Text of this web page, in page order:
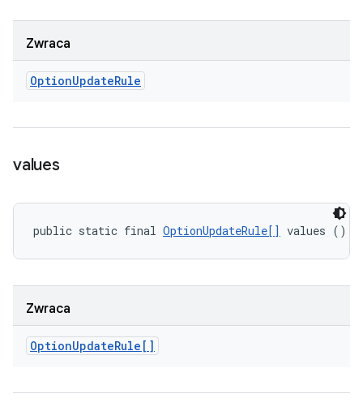
Zwraca
OptionUpdateRule
values
public static final OptionUpdateRule[] values ()
Zwraca
OptionUpdateRule[]